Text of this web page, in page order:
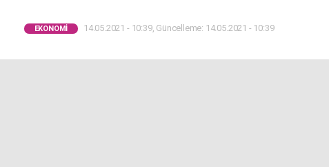
EKONOMI 14.05.2021 - 10:39, Güncelleme: 14.05.2021 - 10:39